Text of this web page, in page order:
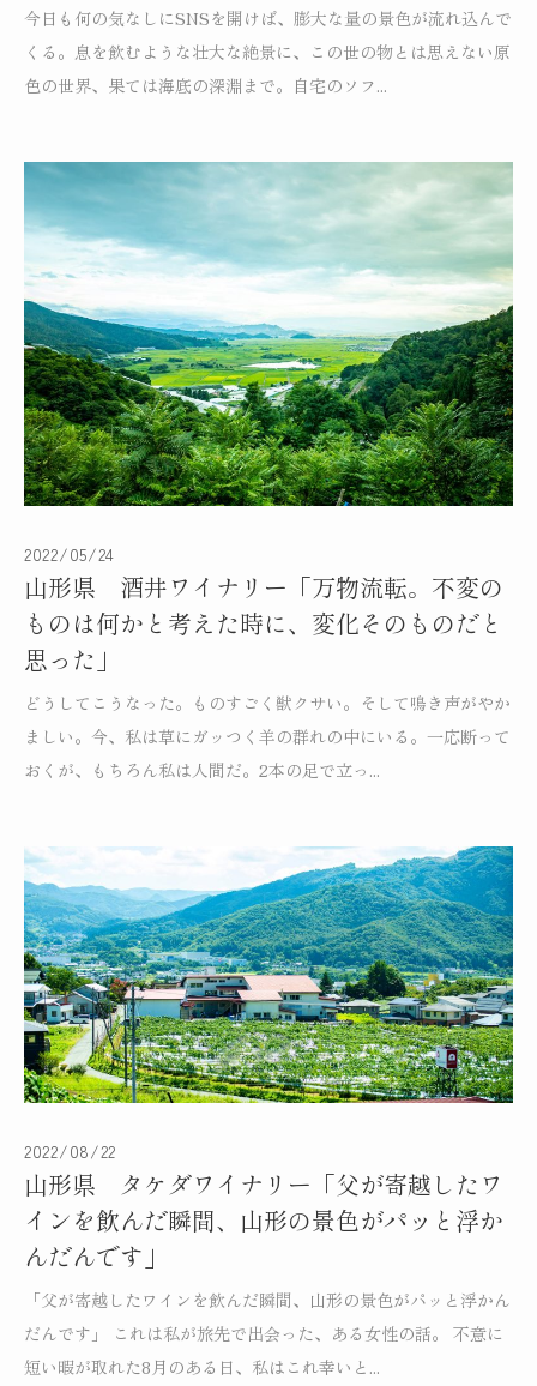
「ノエラの名前がこれからも残ってくれたらなっ
て、そう思うの」-ドメーヌ・ミシェル・ノエラ-
MOTTOX COLUMN
今日も何の気なしにSNSを開けば、膨大な量の景色が流れ込んで
くる。息を飲むような壮大な絶景に、この世の物とは思えない原
色の世界、果ては海底の深淵まで。自宅のソフ...
2022/05/24
山形県 酒井ワイナリー「万物流転。不変の
ものは何かと考えた時に、変化そのものだと
思った」
どうしてこうなった。ものすごく獣クサい。そして鳴き声がやか
ましい。今、私は草にガッつく羊の群れの中にいる。一応断って
おくが、もちろん私は人間だ。2本の足で立っ...
2022/08/22
山形県 タケダワイナリー「父が寄越したワ
インを飲んだ瞬間、山形の景色がパッと浮か
んだんです」
「父が寄越したワインを飲んだ瞬間、山形の景色がパッと浮かん
だんです」 これは私が旅先で出会った、ある女性の話。 不意に
短い暇が取れた8月のある日、私はこれ幸いと...